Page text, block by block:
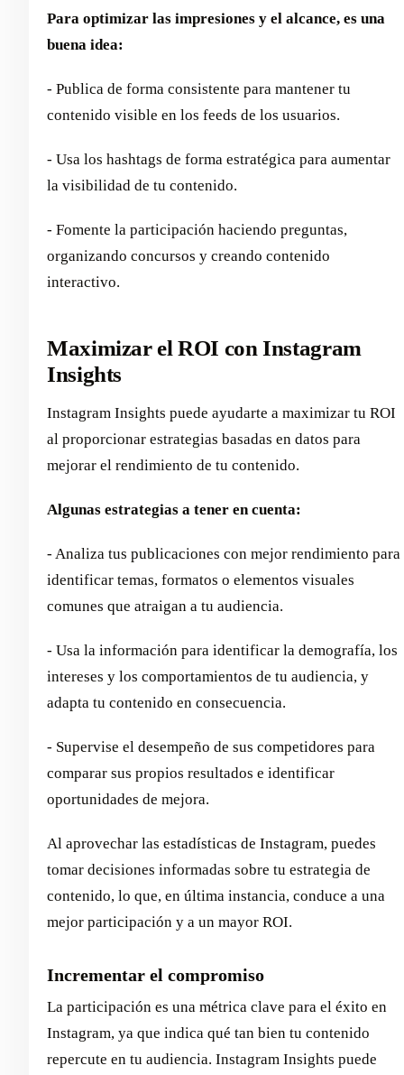
Para optimizar las impresiones y el alcance, es una
buena idea:
- Publica de forma consistente para mantener tu
contenido visible en los feeds de los usuarios.
- Usa los hashtags de forma estratégica para aumentar
la visibilidad de tu contenido.
- Fomente la participación haciendo preguntas,
organizando concursos y creando contenido
interactivo.
Maximizar el ROI con Instagram
Insights
Instagram Insights puede ayudarte a maximizar tu ROI
al proporcionar estrategias basadas en datos para
mejorar el rendimiento de tu contenido.
Algunas estrategias a tener en cuenta:
- Analiza tus publicaciones con mejor rendimiento para
identificar temas, formatos o elementos visuales
comunes que atraigan a tu audiencia.
- Usa la información para identificar la demografía, los
intereses y los comportamientos de tu audiencia, y
adapta tu contenido en consecuencia.
- Supervise el desempeño de sus competidores para
comparar sus propios resultados e identificar
oportunidades de mejora.
Al aprovechar las estadísticas de Instagram, puedes
tomar decisiones informadas sobre tu estrategia de
contenido, lo que, en última instancia, conduce a una
mejor participación y a un mayor ROI.
Incrementar el compromiso
La participación es una métrica clave para el éxito en
Instagram, ya que indica qué tan bien tu contenido
repercute en tu audiencia. Instagram Insights puede